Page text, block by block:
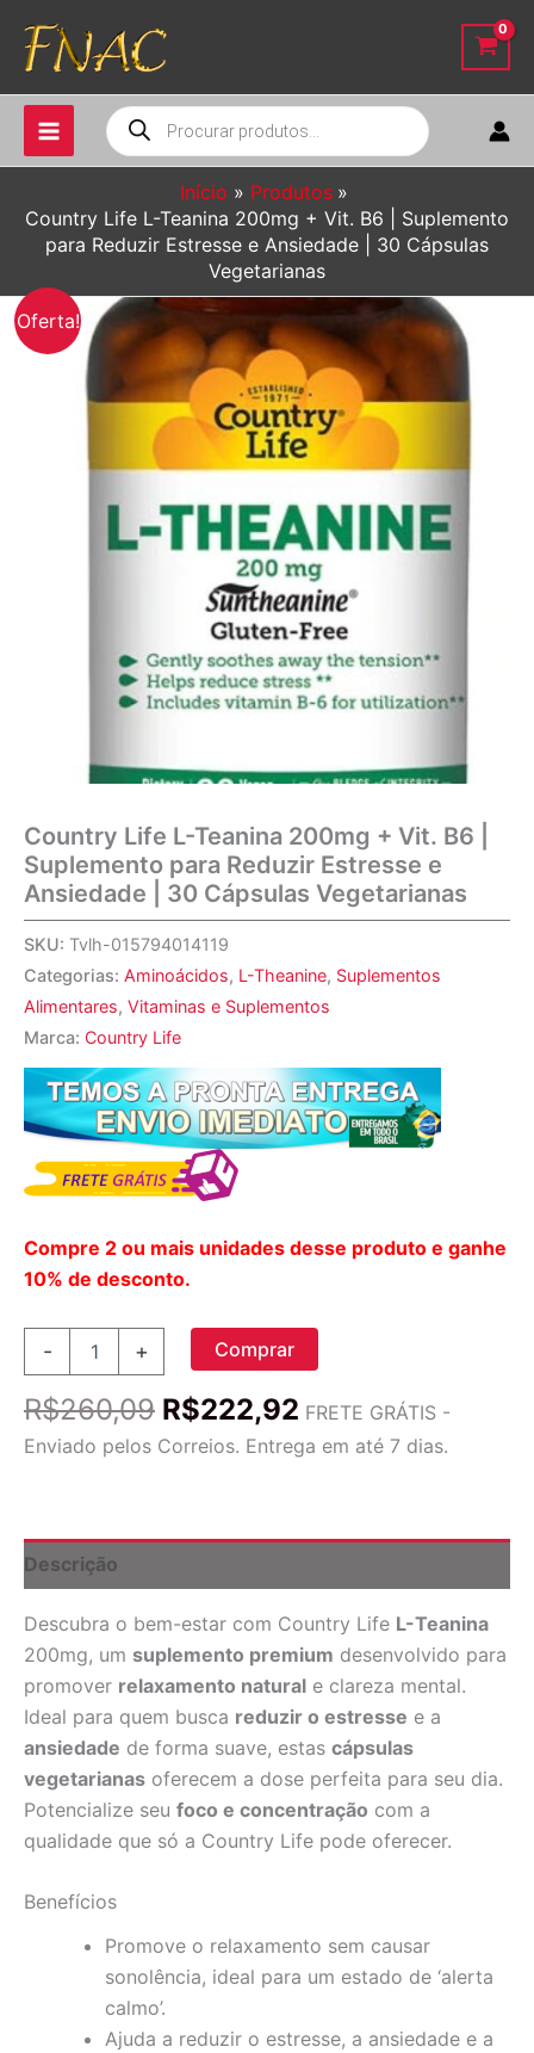
para
conteúdo
Pesquisar
produtos
Início
Produtos
Country Life L-Teanina 200mg + Vit. B6 | Suplemento
para Reduzir Estresse e Ansiedade | 30 Cápsulas
Vegetarianas
Oferta!
Country Life L-Teanina 200mg + Vit. B6 |
Suplemento para Reduzir Estresse e
Ansiedade | 30 Cápsulas Vegetarianas
SKU: Tvlh-015794014119
Categorias: Aminoácidos, L-Theanine, Suplementos
Alimentares, Vitaminas e Suplementos
Marca: Country Life
Compre 2 ou mais unidades desse produto e ganhe
10% de desconto.
-
Teanina
+
Suplemento
para
Estresse
e
Ansiedade
|
30
Cápsulas
Vegetarianas
quantidade
+ Comprar
R$260,09 O
preço
R$260,09.
R$222,92 O
preço
R$222,92.
FRETE GRÁTIS -
Enviado pelos Correios. Entrega em até 7 dias.
Descrição
Descubra o bem-estar com Country Life L-Teanina
200mg, um suplemento premium desenvolvido para
promover relaxamento natural e clareza mental.
Ideal para quem busca reduzir o estresse e a
ansiedade de forma suave, estas cápsulas
vegetarianas oferecem a dose perfeita para seu dia.
Potencialize seu foco e concentração com a
qualidade que só a Country Life pode oferecer.
Benefícios
Promove o relaxamento sem causar
sonolência, ideal para um estado de ‘alerta
calmo’.
Ajuda a reduzir o estresse, a ansiedade e a